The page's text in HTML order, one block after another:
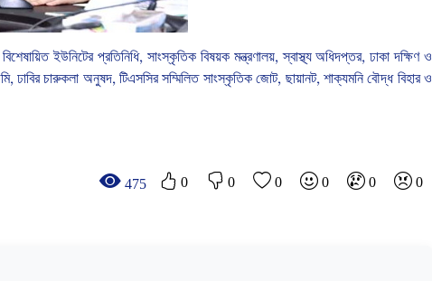
বিশেষায়িত ইউনিটের প্রতিনিধি,সাংস্কৃতিক বিষয়ক মন্ত্রণালয়,স্বাস্থ্য অধিদপ্তর,ঢাকা দক্ষিণ ও
, ঢাবির চারুকলা অনুষদ, টিএসসির সম্মিলিত সাংস্কৃতিক জোট, ছায়ানট, শাক্যমনি বৌদ্ধ বিহার ও
475 0 0 0 0 0 0